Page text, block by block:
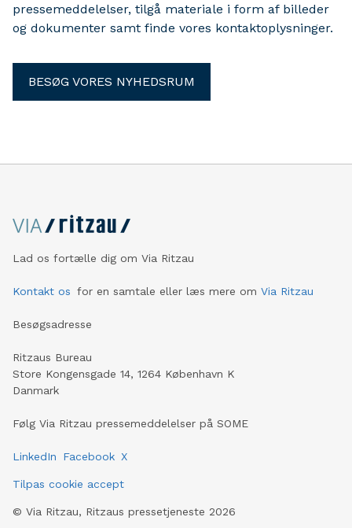
pressemeddelelser, tilgå materiale i form af billeder
og dokumenter samt finde vores kontaktoplysninger.
BESØG VORES NYHEDSRUM
Lad os fortælle dig om Via Ritzau
Kontakt os for en samtale eller læs mere om Via Ritzau
Besøgsadresse
Ritzaus Bureau
Store Kongensgade 14, 1264 København K
Danmark
Følg Via Ritzau pressemeddelelser på SOME
LinkedIn Facebook X
Tilpas cookie accept
© Via Ritzau, Ritzaus pressetjeneste 2026